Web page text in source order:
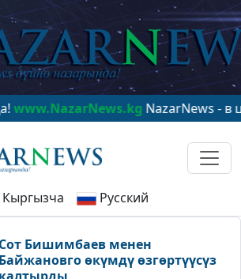
NazarNews - в
Кыргызча Русский
Сот Бишимбаев менен
Байжановго өкүмдү өзгөртүүсүз